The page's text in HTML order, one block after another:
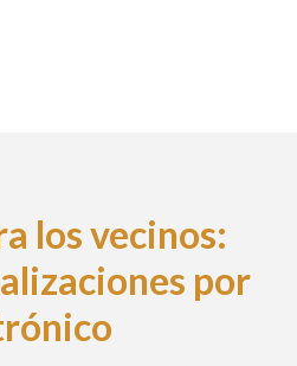
los vecinos:
por